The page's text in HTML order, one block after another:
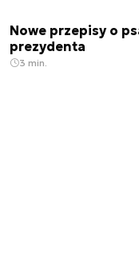
Nowe przepisy o
prezydenta
3 min.